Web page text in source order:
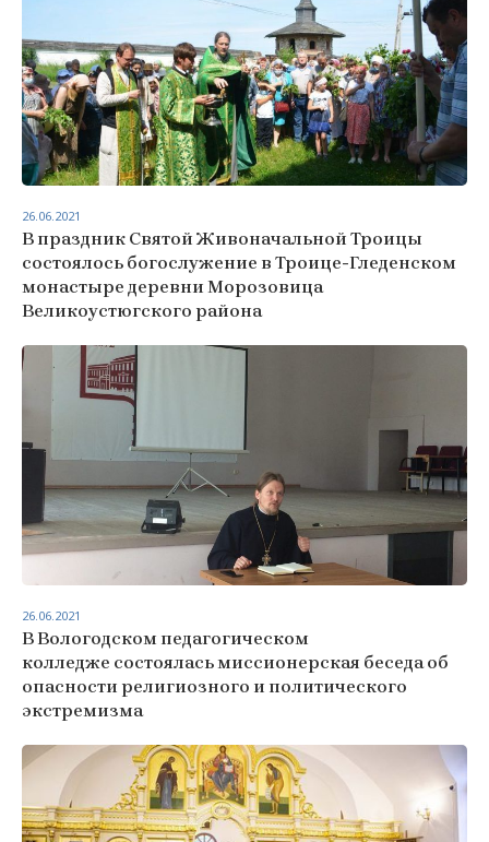
В праздник Святой Живоначальной Троицы
состоялось богослужение в Троице-Гледенском
монастыре деревни Морозовица
Великоустюгского района
26.06.2021
В Вологодском педагогическом
колледже состоялась миссионерская беседа об
опасности религиозного и политического
экстремизма
26.06.2021